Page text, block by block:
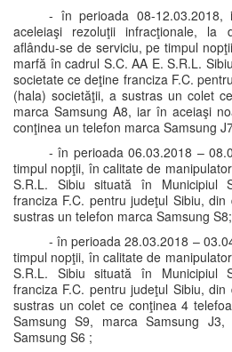
- în perioada 08-12.03.2018,
aceleiaşi rezoluţii infracţionale, la
aflându-se de serviciu, pe timpul
marfă în cadrul S.C. AA E. S.R.L.
societate ce deţine franciza F.C.
(hala) societăţii, a sustras un colet
marca Samsung A8, iar în aceiaşi
conţinea un telefon marca Samsung
- în perioada 06.03.2018 –
timpul nopţii, în calitate de
S.R.L. Sibiu situată în Municipiul
franciza F.C. pentru judeţul Sibiu,
sustras un telefon marca Samsung S8;
- în perioada 28.03.2018 –
timpul nopţii, în calitate de
S.R.L. Sibiu situată în Municipiul
franciza F.C. pentru judeţul Sibiu,
sustras un colet ce conţinea 4
Samsung S9, marca Samsung
Samsung S6 ;